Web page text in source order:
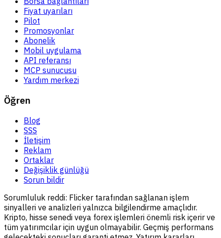
Fiyat uyarıları
Pilot
Promosyonlar
Abonelik
Mobil uygulama
API referansı
MCP sunucusu
Yardım merkezi
Öğren
Blog
SSS
İletişim
Reklam
Ortaklar
Değişiklik günlüğü
Sorun bildir
Sorumluluk reddi: Flicker tarafından sağlanan işlem
sinyalleri ve analizleri yalnızca bilgilendirme amaçlıdır.
Kripto, hisse senedi veya forex işlemleri önemli risk içerir ve
tüm yatırımcılar için uygun olmayabilir. Geçmiş performans